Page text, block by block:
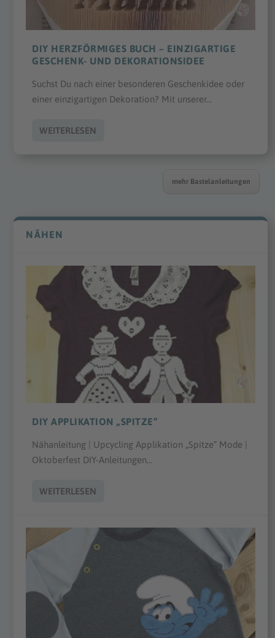
DIY HERZFÖRMIGES BUCH – EINZIGARTIGE
GESCHENK- UND DEKORATIONSIDEE
Suchst Du nach einer besonderen Geschenkidee oder
einer einzigartigen Dekoration? Mit unserer...
WEITERLESEN
mehr Bastelanleitungen
NÄHEN
DIY APPLIKATION „SPITZE“
Nähanleitung | Upcycling Applikation „Spitze“ Mode |
Oktoberfest DIY-Anleitungen...
WEITERLESEN